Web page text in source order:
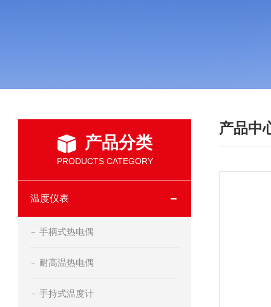
产品分类
PRODUCTS CATEGORY
温度仪表
手柄式热电偶
耐高温热电偶
手持式温度计
产品中